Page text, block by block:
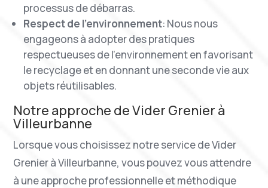
processus de débarras.
Respect de l’environnement: Nous nous
engageons à adopter des pratiques
respectueuses de l’environnement en favorisant
le recyclage et en donnant une seconde vie aux
objets réutilisables.
Notre approche de Vider Grenier à
Villeurbanne
Lorsque vous choisissez notre service de Vider
Grenier à Villeurbanne, vous pouvez vous attendre
à une approche professionnelle et méthodique